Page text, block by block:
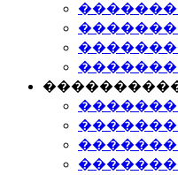
�������
�������
�������